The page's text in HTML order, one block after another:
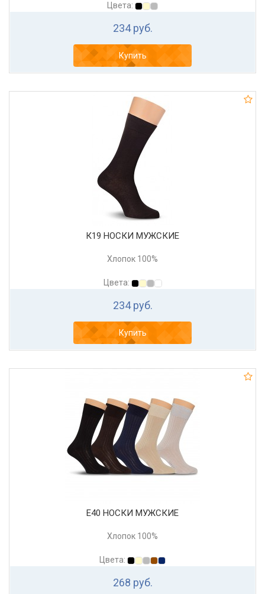
Цвета:
234 руб.
Купить
К19 НОСКИ МУЖСКИЕ
Хлопок 100%
Цвета:
234 руб.
Купить
Е40 НОСКИ МУЖСКИЕ
Хлопок 100%
Цвета:
268 руб.